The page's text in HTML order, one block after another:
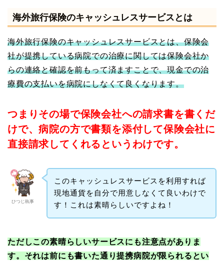
海外旅行保険のキャッシュレスサービスとは
海外旅行保険のキャッシュレスサービスとは、保険会
社が提携している病院での治療に関しては保険会社か
らの連絡と確認を前もって済ますことで、現金での治
療費の支払いを病院にしなくて良くなります。
つまりその場で保険会社への請求書を書くだ
けで、病院の方で書類を添付して保険会社に
直接請求してくれるというわけです。
ひつじ執事
このキャッシュレスサービスを利用すれば
現地通貨を自分で用意しなくて良いわけで
す！これは素晴らしいですよね！
ただしこの素晴らしいサービスにも注意点がありま
す。それは前にも書いた通り提携病院が限られるとい